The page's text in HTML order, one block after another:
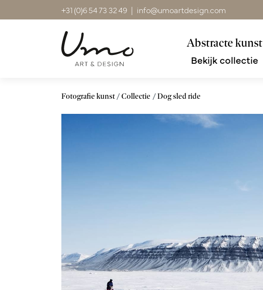
+31 (0)6 54 73 32 49 | info@umoartdesign.com
Abstracte kunst
Bekijk collectie
Fotografie kunst Collectie Dog sled ride